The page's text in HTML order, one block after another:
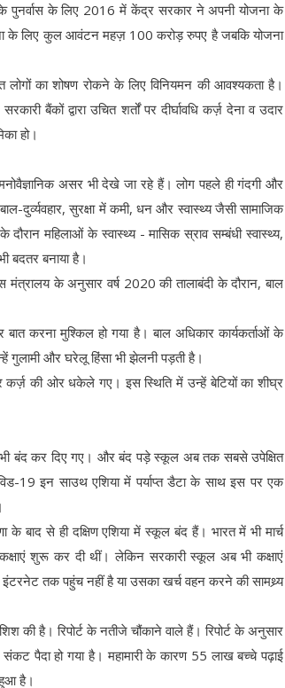
पुनर्वास के लिए 2016 में केंद्र सरकार ने अपनी योजना के
के लिए कुल आवंटन महज़ 100 करोड़ रुपए है जबकि योजना
लोगों का शोषण रोकने के लिए विनियमन की आवश्यकता है।
बैंकों द्वारा उचित शर्तों पर दीर्घावधि कर्ज़ देना व उदार
हो।
असर भी देखे जा रहे हैं। लोग पहले ही गंदगी और
दुर्व्यवहार, सुरक्षा में कमी, धन और स्वास्थ्य जैसी सामाजिक
महिलाओं के स्वास्थ्य - मासिक स्राव सम्बंधी स्वास्थ्य,
बदतर बनाया है।
मंत्रालय के अनुसार वर्ष 2020 की तालाबंदी के दौरान, बाल
करना मुश्किल हो गया है। बाल अधिकार कार्यकर्ताओं के
गुलामी और घरेलू हिंसा भी झेलनी पड़ती है।
की ओर धकेले गए। इस स्थिति में उन्हें बेटियों का शीघ्र
भी बंद कर दिए गए। और बंद पड़े स्कूल अब तक सबसे उपेक्षित
19 इन साउथ एशिया में पर्याप्त डैटा के साथ इस पर एक
के बाद से ही दक्षिण एशिया में स्कूल बंद हैं। भारत में भी मार्च
शुरू कर दी थीं। लेकिन सरकारी स्कूल अब भी कक्षाएं
तक पहुंच नहीं है या उसका खर्च वहन करने की सामथ्र्य
की है। रिपोर्ट के नतीजे चौंकाने वाले हैं। रिपोर्ट के अनुसार
पैदा हो गया है। महामारी के कारण 55 लाख बच्चे पढ़ाई
है।